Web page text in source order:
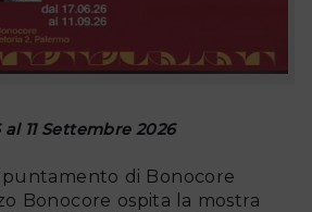
11 Settembre 2026
di Bonocore
Bonocore ospita la mostra